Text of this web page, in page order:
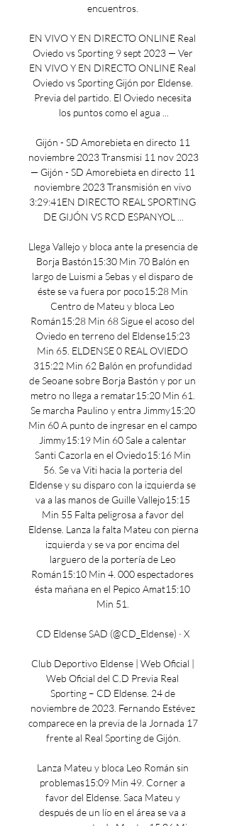
encuentros.
EN VIVO Y EN DIRECTO ONLINE Real
Oviedo vs Sporting 9 sept 2023 — Ver
EN VIVO Y EN DIRECTO ONLINE Real
Oviedo vs Sporting Gijón por Eldense.
Previa del partido. El Oviedo necesita
los puntos como el agua ...
Gijón - SD Amorebieta en directo 11
noviembre 2023 Transmisi 11 nov 2023
— Gijón - SD Amorebieta en directo 11
noviembre 2023 Transmisión en vivo
3:29:41EN DIRECTO REAL SPORTING
DE GIJÓN VS RCD ESPANYOL ...
Llega Vallejo y bloca ante la presencia de
Borja Bastón15:30 Min 70 Balón en
largo de Luismi a Sebas y el disparo de
éste se va fuera por poco15:28 Min
Centro de Mateu y bloca Leo
Román15:28 Min 68 Sigue el acoso del
Oviedo en terreno del Eldense15:23
Min 65. ELDENSE 0 REAL OVIEDO
315:22 Min 62 Balón en profundidad
de Seoane sobre Borja Bastón y por un
metro no llega a rematar15:20 Min 61.
Se marcha Paulino y entra Jimmy15:20
Min 60 A punto de ingresar en el campo
Jimmy15:19 Min 60 Sale a calentar
Santi Cazorla en el Oviedo15:16 Min
56. Se va Viti hacia la porteria del
Eldense y su disparo con la izquierda se
va a las manos de Guille Vallejo15:15
Min 55 Falta peligrosa a favor del
Eldense. Lanza la falta Mateu con pierna
izquierda y se va por encima del
larguero de la portería de Leo
Román15:10 Min 4. 000 espectadores
ésta mañana en el Pepico Amat15:10
Min 51.
CD Eldense SAD (@CD_Eldense) · X
Club Deportivo Eldense | Web Oficial |
Web Oficial del C.D Previa Real
Sporting – CD Eldense. 24 de
noviembre de 2023. Fernando Estévez
comparece en la previa de la Jornada 17
frente al Real Sporting de Gijón.
Lanza Mateu y bloca Leo Román sin
problemas15:09 Min 49. Corner a
favor del Eldense. Saca Mateu y
después de un lío en el área se va a